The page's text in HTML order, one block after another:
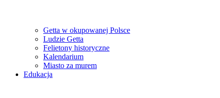
Getta w okupowanej Polsce
Ludzie Getta
Felietony historyczne
Kalendarium
Miasto za murem
Edukacja